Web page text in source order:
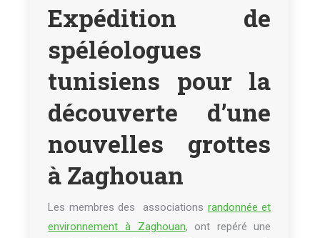
Expédition de
spéléologues
tunisiens pour la
découverte d’une
nouvelles grottes
à Zaghouan
Les membres des associations randonnée et
environnement à Zaghouan, ont repéré une